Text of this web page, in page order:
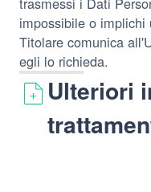
impossibile o implichi
Titolare comunica
egli lo richieda.
Ulteriori